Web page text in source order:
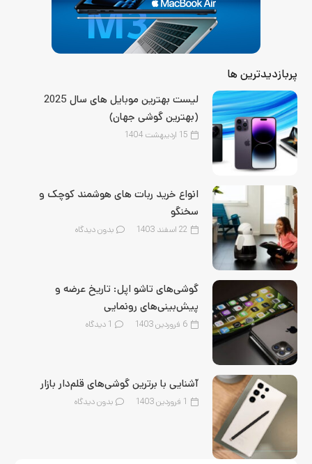
پربازدیدترین ها
لیست بهترین موبایل‌ های سال 2025
(بهترین گوشی جهان)
15 اردیبهشت 1404
انواع خرید ربات های هوشمند کوچک و
سخنگو
22 اسفند 1403 بدون دیدگاه
گوشی‌های تاشو اپل: تاریخ عرضه و
پیش‌بینی‌های رونمایی
6 فروردین 1403 1 دیدگاه
آشنایی با برترین گوشی‌های قلم‌‌دار بازار
1 فروردین 1403 بدون دیدگاه